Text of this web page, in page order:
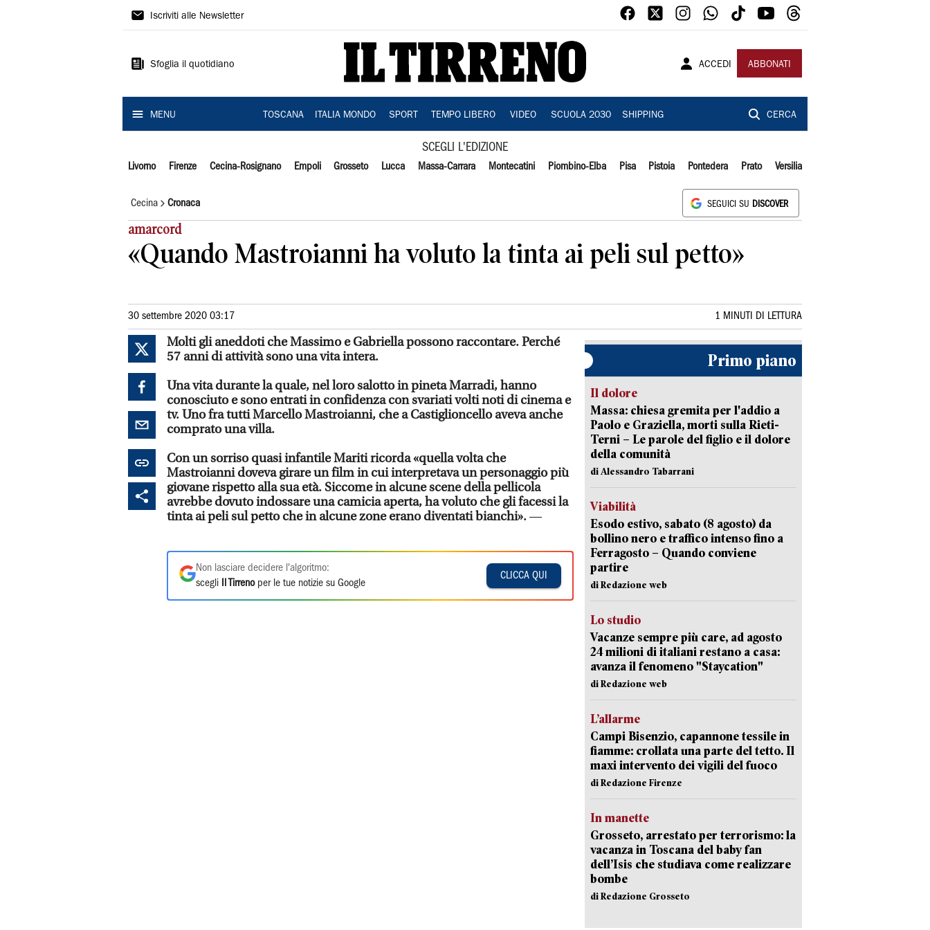
Il
Iscriviti alle Newsletter
Sfoglia il quotidiano ACCEDI ABBONATI
MENU TOSCANA ITALIA MONDO SPORT TEMPO LIBERO VIDEO SCUOLA 2030 SHIPPING CERCA
SCEGLI L'EDIZIONE
Livorno Firenze Cecina-Rosignano Empoli Grosseto Lucca Massa-Carrara Montecatini Piombino-Elba Pisa Pistoia Pontedera Prato Versilia
Cecina Cronaca SEGUICI SU DISCOVER
amarcord
«Quando Mastroianni ha voluto la tinta ai peli sul petto»
30 settembre 2020 03:17 1 MINUTI DI LETTURA
Molti gli aneddoti che Massimo e Gabriella possono raccontare. Perché
57 anni di attività sono una vita intera.
Una vita durante la quale, nel loro salotto in pineta Marradi, hanno
conosciuto e sono entrati in confidenza con svariati volti noti di cinema e
tv. Uno fra tutti Marcello Mastroianni, che a Castiglioncello aveva anche
comprato una villa.
Con un sorriso quasi infantile Mariti ricorda «quella volta che
Mastroianni doveva girare un film in cui interpretava un personaggio più
giovane rispetto alla sua età. Siccome in alcune scene della pellicola
avrebbe dovuto indossare una camicia aperta, ha voluto che gli facessi la
tinta ai peli sul petto che in alcune zone erano diventati bianchi».—
Non lasciare decidere l'algoritmo:
scegli
Il Tirrenoper le tue notizie su Google
CLICCA QUI
Primo piano
Il dolore
Massa: chiesa gremita per l'addio a
Paolo e Graziella, morti sulla Rieti-
Terni – Le parole del figlio e il dolore
della comunità
di Alessandro Tabarrani
Viabilità
Esodo estivo, sabato (8 agosto) da
bollino nero e traffico intenso fino a
Ferragosto – Quando conviene
partire
di Redazione web
Lo studio
Vacanze sempre più care, ad agosto
24 milioni di italiani restano a casa:
avanza il fenomeno "Staycation"
di Redazione web
L’allarme
Campi Bisenzio, capannone tessile in
fiamme: crollata una parte del tetto. Il
maxi intervento dei vigili del fuoco
di Redazione Firenze
In manette
Grosseto, arrestato per terrorismo: la
vacanza in Toscana del baby fan
dell’Isis che studiava come realizzare
bombe
di Redazione Grosseto